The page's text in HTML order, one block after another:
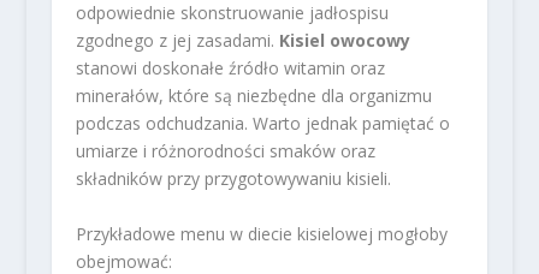
odpowiednie skonstruowanie jadłospisu
zgodnego z jej zasadami. Kisiel owocowy
stanowi doskonałe źródło witamin oraz
minerałów, które są niezbędne dla organizmu
podczas odchudzania. Warto jednak pamiętać o
umiarze i różnorodności smaków oraz
składników przy przygotowywaniu kisieli.
Przykładowe menu w diecie kisielowej mogłoby
obejmować: